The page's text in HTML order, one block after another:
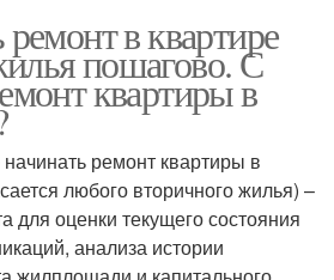
ремонт в квартире
пошагово. С
квартиры в
ремонт квартиры в
любого вторичного жилья) –
для оценки текущего состояния
анализа истории